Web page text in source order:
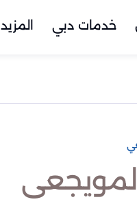
خدمات دبي المزيد